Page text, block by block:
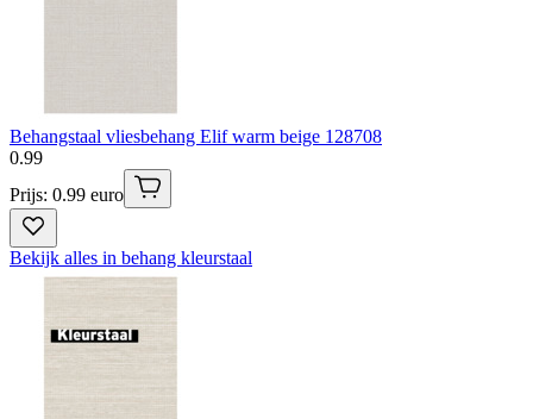
Behangstaal vliesbehang Elif warm beige 128708
0.99
Prijs: 0.99 euro
Bekijk alles in behang kleurstaal